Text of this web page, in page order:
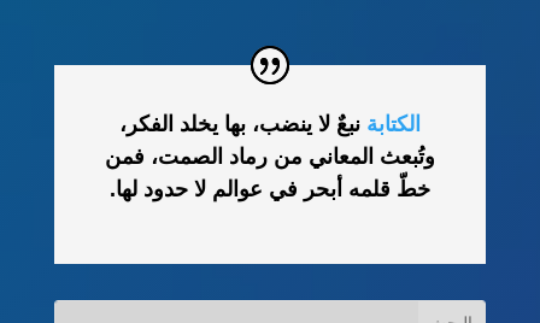
الكتابة نبعٌ لا ينضب، بها يخلد الفكر،
وتُبعث المعاني من رماد الصمت، فمن
خطّ قلمه أبحر في عوالم لا حدود لها.